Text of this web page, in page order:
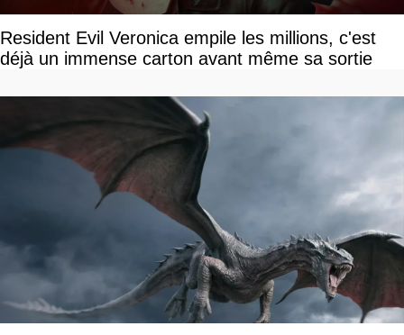
Resident Evil Veronica empile les millions, c'est
déjà un immense carton avant même sa sortie